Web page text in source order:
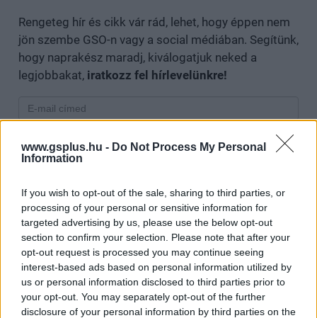
www.gsplus.hu - Do Not Process My Personal
Information
If you wish to opt-out of the sale, sharing to third parties, or
processing of your personal or sensitive information for
targeted advertising by us, please use the below opt-out
section to confirm your selection. Please note that after your
opt-out request is processed you may continue seeing
interest-based ads based on personal information utilized by
us or personal information disclosed to third parties prior to
your opt-out. You may separately opt-out of the further
disclosure of your personal information by third parties on the
Rengeteg hír és cikk vár rád, lehet, hogy éppen nem
jön szembe GSO-n vagy a social médiában. Segítünk,
hogy naprakész maradj, kiválogatjuk neked a
legjobbakat, iratkozz fel hírlevelünkre!
megismertem és azt elfogadom.
Feliratkozom
SMASH by Meló-Diák: Homok, zene és a nyár legjobb
hangulata – Jön a második forduló! (X)
Július végén folytatódik a balatoni strandröplabda-
sorozat.